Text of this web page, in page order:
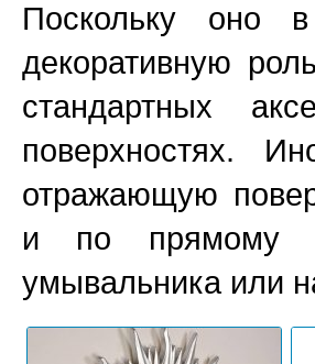
Поскольку оно
декоративную
стандартных
поверхностях.
отражающую
и по прямому
умывальника или